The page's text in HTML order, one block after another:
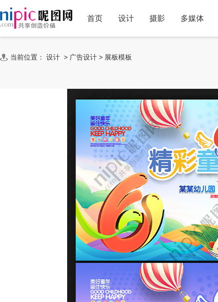
首页 设计 摄影 多媒体
当前位置： 设计 > 广告设计 > 展板模板